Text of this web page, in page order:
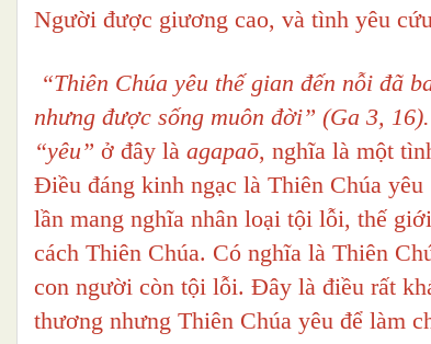
Người được giương cao, và tình yêu
“Thiên Chúa yêu thế gian đến nỗi đã
nhưng được sống muôn đời” (Ga 3,
“yêu” ở đây là agapaō, nghĩa là một
Điều đáng kinh ngạc là Thiên Chúa
lần mang nghĩa nhân loại tội lỗi, thế
cách Thiên Chúa. Có nghĩa là Thiên
con người còn tội lỗi. Đây là điều rất
thương nhưng Thiên Chúa yêu để làm